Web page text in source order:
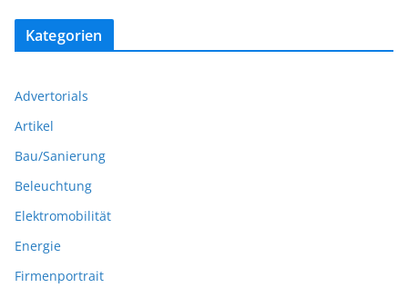
Kategorien
Advertorials
Artikel
Bau/Sanierung
Beleuchtung
Elektromobilität
Energie
Firmenportrait